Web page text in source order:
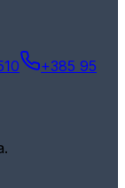
+385 95